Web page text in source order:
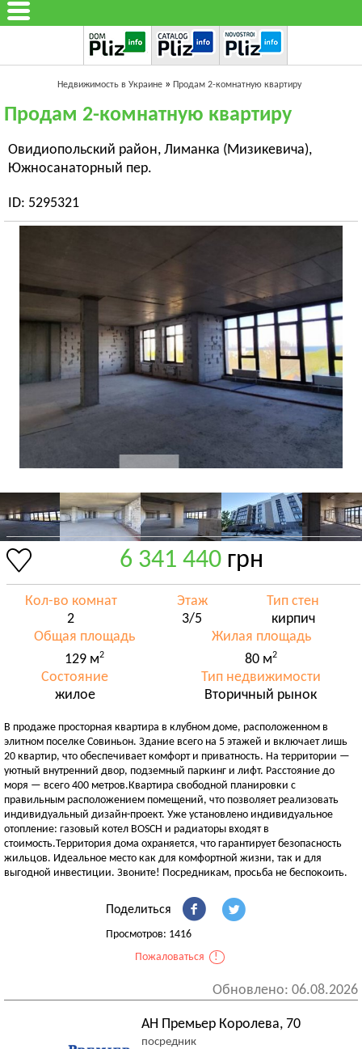
Недвижимость в Украине » Продам 2-комнатную квартиру
Продам 2-комнатную квартиру
Овидиопольский район, Лиманка (Мизикевича),
Южносанаторный пер.
ID: 5295321
6 341 440 грн
Кол-во комнат
2
Этаж
3/5
Тип стен
кирпич
Общая площадь
129 м2
Жилая площадь
80 м2
Состояние
жилое
Тип недвижимости
Вторичный рынок
В продаже просторная квартира в клубном доме, расположенном в
элитном поселке Совиньон. Здание всего на 5 этажей и включает лишь
20 квартир, что обеспечивает комфорт и приватность. На территории —
уютный внутренний двор, подземный паркинг и лифт. Расстояние до
моря — всего 400 метров.Квартира свободной планировки с
правильным расположением помещений, что позволяет реализовать
индивидуальный дизайн-проект. Уже установлено индивидуальное
отопление: газовый котел BOSCH и радиаторы входят в
стоимость.Территория дома охраняется, что гарантирует безопасность
жильцов. Идеальное место как для комфортной жизни, так и для
выгодной инвестиции. Звоните! Посредникам, просьба не беспокоить.
Поделиться
Просмотров: 1416
Пожаловаться
!
Обновлено: 06.08.2026
АН Премьер Королева, 70
посредник